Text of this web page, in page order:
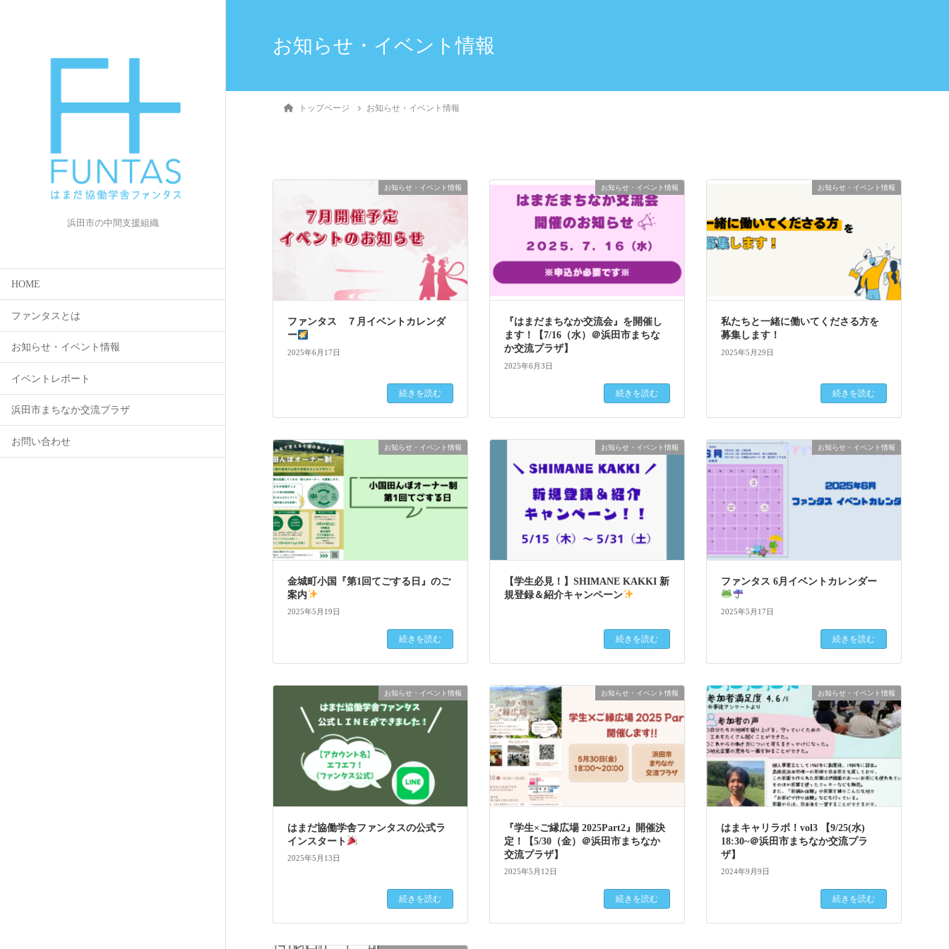
浜田市の中間支援組織
HOME
ファンタスとは
お知らせ・イベント情報
イベントレポート
浜田市まちなか交流プラザ
お問い合わせ
お知らせ・イベント情報
トップページ お知らせ・イベント情報
お知らせ・イベント情報
ファンタス ７月イベントカレンダ
ー
2025年6月17日
続きを読む
お知らせ・イベント情報
『はまだまちなか交流会』を開催し
ます！【7/16（水）＠浜田市まちな
か交流プラザ】
2025年6月3日
続きを読む
お知らせ・イベント情報
私たちと一緒に働いてくださる方を
募集します！
2025年5月29日
続きを読む
お知らせ・イベント情報
金城町小国『第1回てごする日』のご
案内
2025年5月19日
続きを読む
お知らせ・イベント情報
【学生必見！】SHIMANE KAKKI 新
規登録＆紹介キャンペーン
続きを読む
お知らせ・イベント情報
ファンタス 6月イベントカレンダー
2025年5月17日
続きを読む
お知らせ・イベント情報
はまだ協働学舎ファンタスの公式ラ
インスタート
2025年5月13日
続きを読む
お知らせ・イベント情報
『学生×ご縁広場 2025Part2』開催決
定！【5/30（金）＠浜田市まちなか
交流プラザ】
2025年5月12日
続きを読む
お知らせ・イベント情報
はまキャリラボ！vol3 【9/25(水)
18:30~＠浜田市まちなか交流プラ
ザ】
2024年9月9日
続きを読む